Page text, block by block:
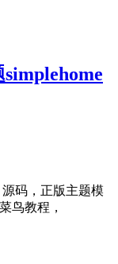
源码，正版主题模
鸟教程，